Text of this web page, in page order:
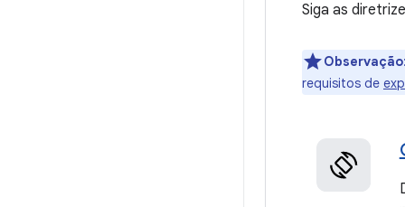
Siga as
Observação
requisitos de